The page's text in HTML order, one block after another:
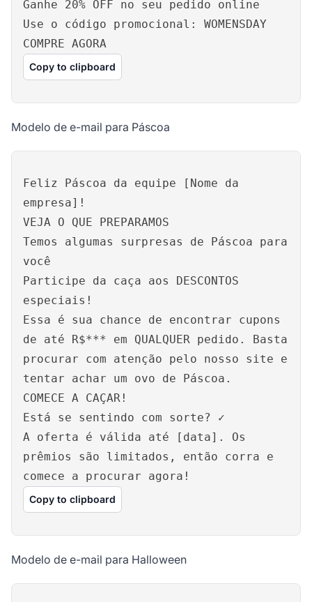
Ganhe 20% OFF no seu pedido online
Use o código promocional: WOMENSDAY
COMPRE AGORA
Copy to clipboard
Modelo de e-mail para Páscoa
Feliz Páscoa da equipe [Nome da
empresa]!
VEJA O QUE PREPARAMOS
Temos algumas surpresas de Páscoa para
você
Participe da caça aos DESCONTOS
especiais!
Essa é sua chance de encontrar cupons
de até R$*** em QUALQUER pedido. Basta
procurar com atenção pelo nosso site e
tentar achar um ovo de Páscoa.
COMECE A CAÇAR!
Está se sentindo com sorte? ✓
A oferta é válida até [data]. Os
prêmios são limitados, então corra e
comece a procurar agora!
Copy to clipboard
Modelo de e-mail para Halloween